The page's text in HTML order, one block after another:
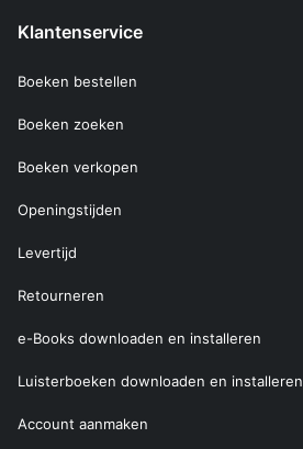
Klantenservice
Boeken bestellen
Boeken zoeken
Boeken verkopen
Openingstijden
Levertijd
Retourneren
e-Books downloaden en installeren
Luisterboeken downloaden en installeren
Account aanmaken